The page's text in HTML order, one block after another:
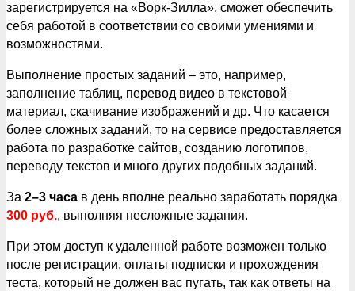
зарегистрируется на «Ворк-Зилла», сможет обеспечить
себя работой в соответствии со своими умениями и
возможностями.
Выполнение простых заданий – это, например,
заполнение таблиц, перевод видео в текстовой
материал, скачивание изображений и др. Что касается
более сложных заданий, то на сервисе предоставляется
работа по разработке сайтов, созданию логотипов,
переводу текстов и много других подобных заданий.
За 2–3 часа в день вполне реально заработать порядка
300 руб., выполняя несложные задания.
При этом доступ к удаленной работе возможен только
после регистрации, оплаты подписки и прохождения
теста, который не должен вас пугать, так как ответы на